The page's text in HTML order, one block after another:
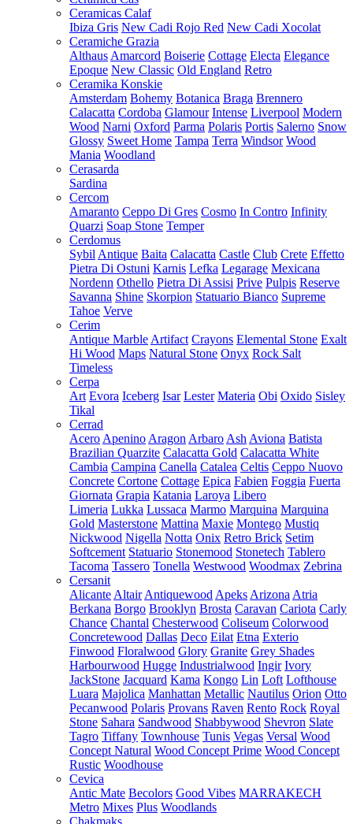
Ceramicas Calaf
Ibiza Gris New Cadi Rojo Red New Cadi Xocolat
Ceramiche Grazia
Althaus Amarcord Boiserie Cottage Electa Elegance
Epoque New Classic Old England Retro
Ceramika Konskie
Amsterdam Bohemy Botanica Braga Brennero
Calacatta Cordoba Glamour Intense Liverpool Modern
Wood Narni Oxford Parma Polaris Portis Salerno Snow
Glossy Sweet Home Tampa Terra Windsor Wood
Mania Woodland
Cerasarda
Sardina
Cercom
Amaranto Ceppo Di Gres Cosmo In Contro Infinity
Quarzi Soap Stone Temper
Cerdomus
Sybil Antique Baita Calacatta Castle Club Crete Effetto
Pietra Di Ostuni Karnis Lefka Legarage Mexicana
Nordenn Othello Pietra Di Assisi Prive Pulpis Reserve
Savanna Shine Skorpion Statuario Bianco Supreme
Tahoe Verve
Cerim
Antique Marble Artifact Crayons Elemental Stone Exalt
Hi Wood Maps Natural Stone Onyx Rock Salt
Timeless
Cerpa
Art Evora Iceberg Isar Lester Materia Obi Oxido Sisley
Tikal
Cerrad
Acero Apenino Aragon Arbaro Ash Aviona Batista
Brazilian Quarzite Calacatta Gold Calacatta White
Cambia Campina Canella Catalea Celtis Ceppo Nuovo
Concrete Cortone Cottage Epica Fabien Foggia Fuerta
Giornata Grapia Katania Laroya Libero
Limeria Lukka Lussaca Marmo Marquina Marquina
Gold Masterstone Mattina Maxie Montego Mustiq
Nickwood Nigella Notta Onix Retro Brick Setim
Softcement Statuario Stonemood Stonetech Tablero
Tacoma Tassero Tonella Westwood Woodmax Zebrina
Cersanit
Alicante Altair Antiquewood Apeks Arizona Atria
Berkana Borgo Brooklyn Brosta Caravan Cariota Carly
Chance Chantal Chesterwood Coliseum Colorwood
Concretewood Dallas Deco Eilat Etna Exterio
Finwood Floralwood Glory Granite Grey Shades
Harbourwood Hugge Industrialwood Ingir Ivory
JackStone Jacquard Kama Kongo Lin Loft Lofthouse
Luara Majolica Manhattan Metallic Nautilus Orion Otto
Pecanwood Polaris Provans Raven Rento Rock Royal
Stone Sahara Sandwood Shabbywood Shevron Slate
Tagro Tiffany Townhouse Tunis Vegas Versal Wood
Concept Natural Wood Concept Prime Wood Concept
Rustic Woodhouse
Cevica
Antic Mate Becolors Good Vibes MARRAKECH
Metro Mixes Plus Woodlands